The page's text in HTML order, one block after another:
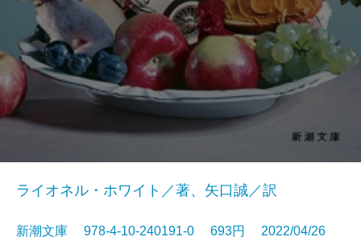
ライオネル・ホワイト／著、矢口誠／訳
新潮文庫 978-4-10-240191-0 693円 2022/04/26